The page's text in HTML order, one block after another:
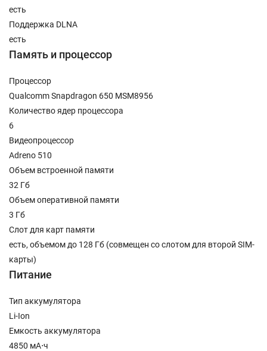
есть
Поддержка DLNA
есть
Память и процессор
Процессор
Qualcomm Snapdragon 650 MSM8956
Количество ядер процессора
6
Видеопроцессор
Adreno 510
Объем встроенной памяти
32 Гб
Объем оперативной памяти
3 Гб
Слот для карт памяти
есть, объемом до 128 Гб (совмещен со слотом для второй SIM-
карты)
Питание
Тип аккумулятора
Li-Ion
Емкость аккумулятора
4850 мА⋅ч